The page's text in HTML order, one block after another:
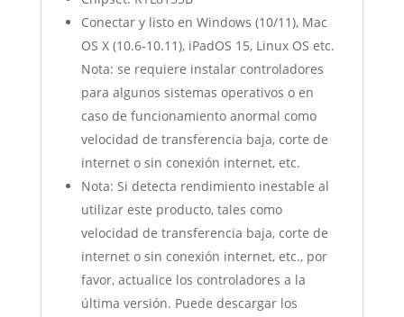
Conectar y listo en Windows (10/11), Mac
OS X (10.6-10.11), iPadOS 15, Linux OS etc.
Nota: se requiere instalar controladores
para algunos sistemas operativos o en
caso de funcionamiento anormal como
velocidad de transferencia baja, corte de
internet o sin conexión internet, etc.
Nota: Si detecta rendimiento inestable al
utilizar este producto, tales como
velocidad de transferencia baja, corte de
internet o sin conexión internet, etc., por
favor, actualice los controladores a la
última versión. Puede descargar los